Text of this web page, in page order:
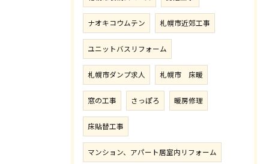
ナオキコウムテン 札幌市近郊工事
ユニットバスリフォーム
札幌市ダンプ求人 札幌市 床暖
窓の工事 さっぽろ 暖房修理
床貼替工事
マンション、アパート居室内リフォーム